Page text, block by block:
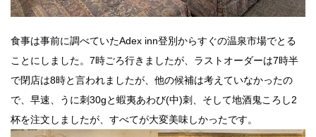
食事は事前に調べていたAdex inn登別からすぐの温泉市場でとる
ことにしました。7時ごろ行きましたが、ラストオーダーは7時半
で閉店は8時と言われましたが、他の候補は考えていなかったの
で、早速、うに刺30gと蝦夷あわび(中)刺、そして地酒鬼ころし2
杯を注文しましたが、すべてが大変美味しかったです。